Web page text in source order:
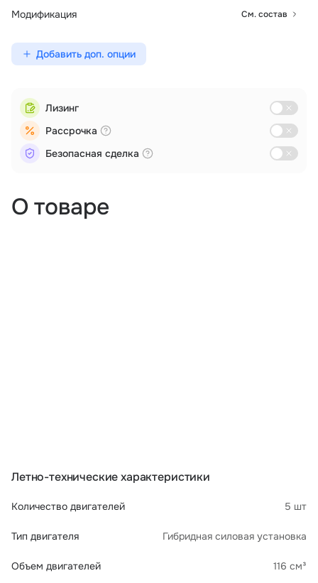
О товаре
Летно-технические характеристики
Количество двигателей 5 шт
Тип двигателя Гибридная силовая установка
Объем двигателей 116 см³
Модификация См. состав
Добавить доп. опции
Лизинг
Рассрочка
Безопасная сделка